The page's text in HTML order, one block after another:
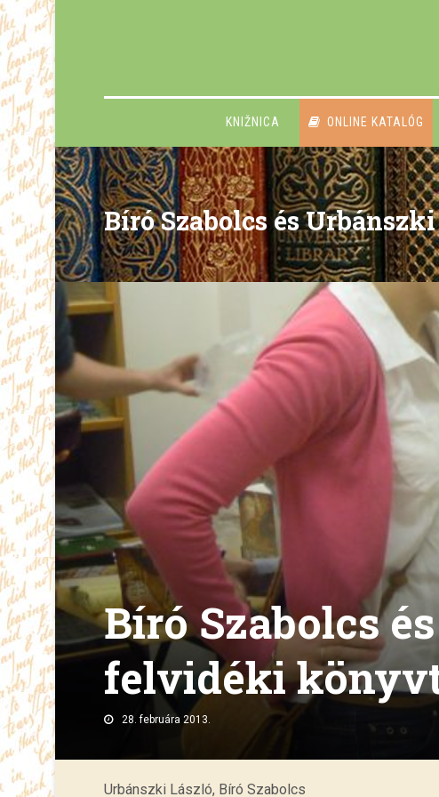
KNIŽNICA ONLINE KATALÓG
Bíró Szabolcs és
Bíró Szabolcs
felvidéki
28. februára 2013.
Urbánszki László, Bíró Szabolcs